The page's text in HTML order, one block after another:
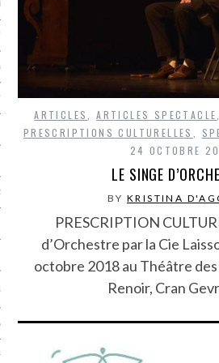
BONHEUR
GUERRE
ARTICLES ,ARTICLES SPECTACLE
PRESCRIPTIONS CULTURELLES
24 OCTOBRE
LE SINGE
BY KRISTINA
PRESCRIPTION
d’Orchestre par la Cie
octobre 2018 au Théâtre
Renoir, Cran